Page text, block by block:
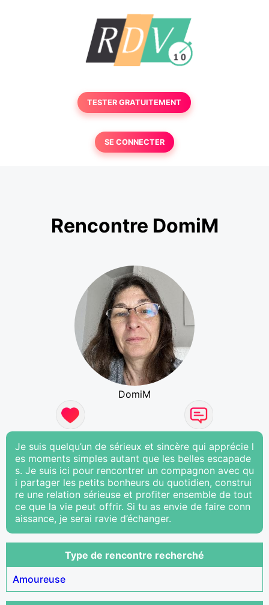
TESTER GRATUITEMENT
SE CONNECTER
Rencontre DomiM
DomiM
Je suis quelqu’un de sérieux et sincère qui apprécie l
es moments simples autant que les belles escapade
s. Je suis ici pour rencontrer un compagnon avec qu
i partager les petits bonheurs du quotidien, construi
re une relation sérieuse et profiter ensemble de tout
ce que la vie peut offrir. Si tu as envie de faire conn
aissance, je serai ravie d’échanger.
Type de rencontre recherché
Amoureuse